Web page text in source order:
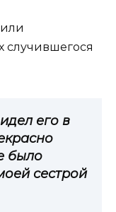
случившегося
его в
было
сестрой